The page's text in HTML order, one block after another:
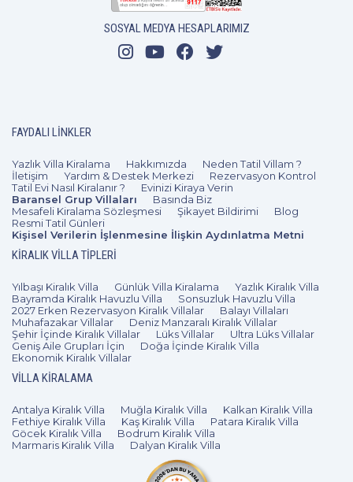
SOSYAL MEDYA HESAPLARIMIZ
FAYDALI LINKLER
Yazlık Villa Kiralama Hakkımızda
Neden Tatil Villam ?
İletişim
Yardım & Destek Merkezi
Rezervasyon Kontrol
Tatil Evi Nasıl Kiralanır ?
Evinizi Kiraya Verin
Baransel Grup Villaları
Basında Biz
Mesafeli Kiralama Sözleşmesi
Şikayet Bildirimi
Blog
Resmi Tatil Günleri
Kişisel Verilerin İşlenmesine İlişkin Aydınlatma Metni
KIRALIK VILLA TIPLERI
Yılbaşı Kiralık Villa Günlük Villa Kiralama
Yazlık Kiralık Villa
Bayramda Kiralık Havuzlu Villa
Sonsuzluk Havuzlu Villa
2027 Erken Rezervasyon Kiralık Villalar
Balayı Villaları
Muhafazakar Villalar
Deniz Manzaralı Kiralık Villalar
Şehir İçinde Kiralık Villalar
Lüks Villalar
Ultra Lüks Villalar
Geniş Aile Grupları İçin
Doğa İçinde Kiralık Villa
Ekonomik Kiralık Villalar
VILLA KIRALAMA
Antalya Kiralık Villa Muğla Kiralık Villa
Kalkan Kiralık Villa
Fethiye Kiralık Villa
Kaş Kiralık Villa
Patara Kiralık Villa
Göcek Kiralık Villa
Bodrum Kiralık Villa
Marmaris Kiralık Villa
Dalyan Kiralık Villa